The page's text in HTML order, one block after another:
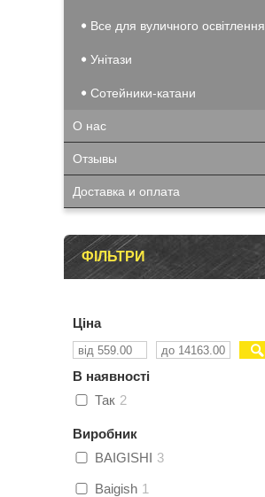
Все для вуличного освітлення
Унітази
Сотейники-катани
О нас
Отзывы
Доставка и оплата
ФІЛЬТРИ
Ціна
В наявності
Так 2
Виробник
BAIGISHI 3
Baigish 1